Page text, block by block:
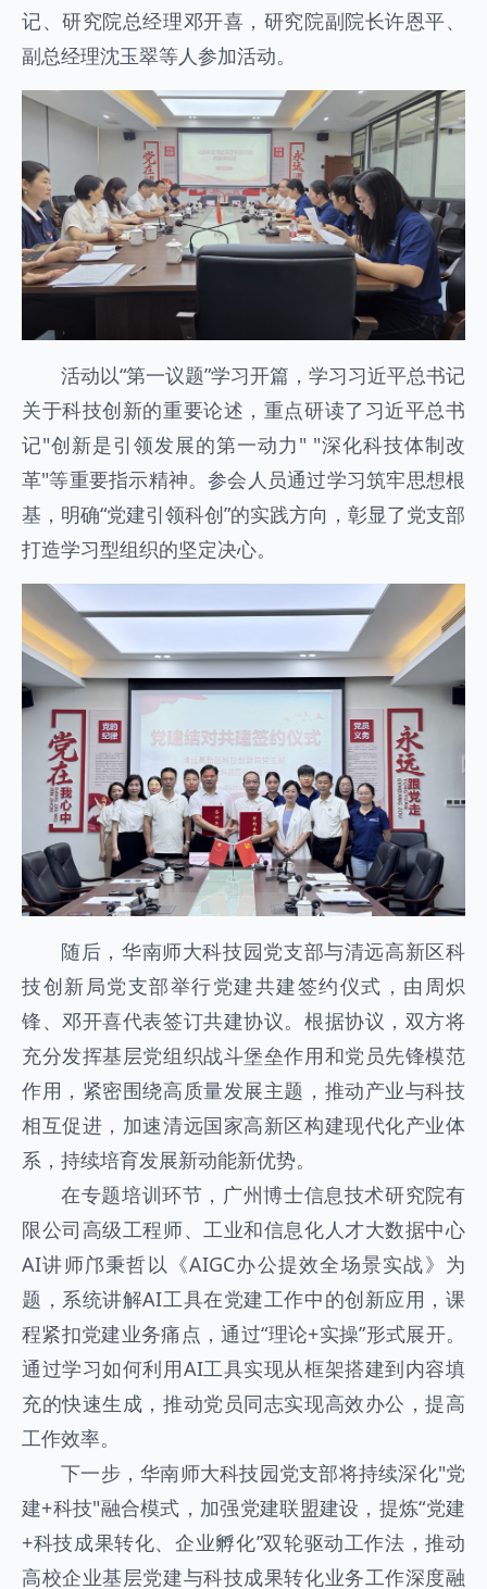
记、研究院总经理邓开喜，研究院副院长许恩平、
副总经理沈玉翠等人参加活动。
活动以“第一议题”学习开篇，学习习近平总书记
关于科技创新的重要论述，重点研读了习近平总书
记"创新是引领发展的第一动力" "深化科技体制改
革"等重要指示精神。参会人员通过学习筑牢思想根
基，明确“党建引领科创”的实践方向，彰显了党支部
打造学习型组织的坚定决心。
随后，华南师大科技园党支部与清远高新区科
技创新局党支部举行党建共建签约仪式，由周炽
锋、邓开喜代表签订共建协议。根据协议，双方将
充分发挥基层党组织战斗堡垒作用和党员先锋模范
作用，紧密围绕高质量发展主题，推动产业与科技
相互促进，加速清远国家高新区构建现代化产业体
系，持续培育发展新动能新优势。
在专题培训环节，广州博士信息技术研究院有
限公司高级工程师、工业和信息化人才大数据中心
AI讲师邝秉哲以《AIGC办公提效全场景实战》为
题，系统讲解AI工具在党建工作中的创新应用，课
程紧扣党建业务痛点，通过“理论+实操”形式展开。
通过学习如何利用AI工具实现从框架搭建到内容填
充的快速生成，推动党员同志实现高效办公，提高
工作效率。
下一步，华南师大科技园党支部将持续深化"党
建+科技"融合模式，加强党建联盟建设，提炼“党建
+科技成果转化、企业孵化”双轮驱动工作法，推动
高校企业基层党建与科技成果转化业务工作深度融